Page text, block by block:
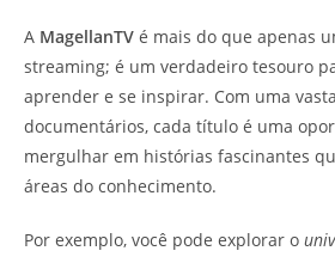
A MagellanTV é mais do que apenas
streaming; é um verdadeiro tesouro
aprender e se inspirar. Com uma
documentários, cada título é uma
mergulhar em histórias fascinantes
áreas do conhecimento.
Por exemplo, você pode explorar o